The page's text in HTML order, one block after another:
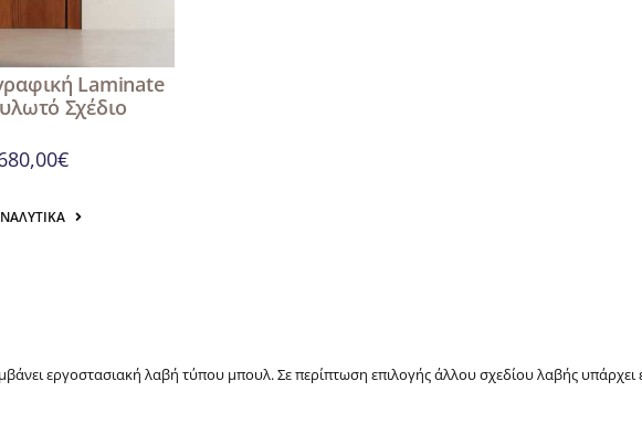
Laminate
Σχέδιο
€
εργοστασιακή λαβή τύπου μπουλ. Σε περίπτωση επιλογής άλλου σχεδίου λαβής